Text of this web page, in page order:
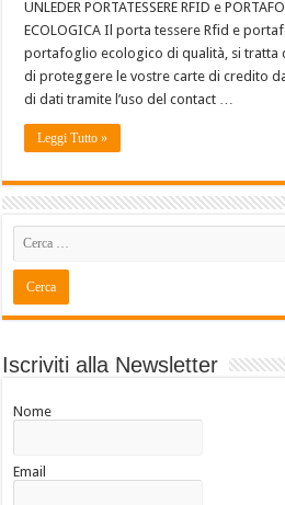
UNLEDER PORTATESSERE RFID e
ECOLOGICA Il porta tessere Rfid e
portafoglio ecologico di qualità, si tratta
di proteggere le vostre carte di credito
di dati tramite l’uso del contact …
Leggi Tutto »
Iscriviti alla Newsletter
Nome
Email